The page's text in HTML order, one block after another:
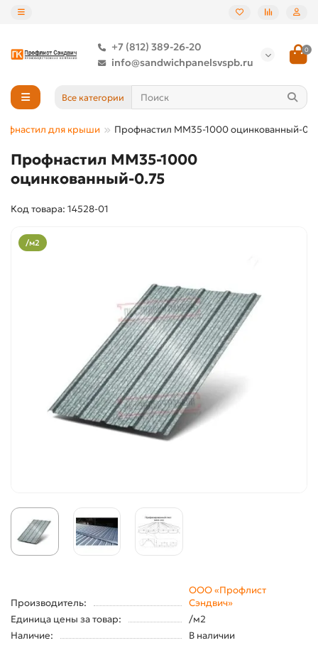
+7 (812) 389-26-20
info@sandwichpanelsvspb.ru
0
Все категории
для крыши Профнастил ММ35-1000 оцинкованный-
Профнастил ММ35-1000
оцинкованный-0.75
Код товара: 14528-01
/м2
Производитель:
ООО «Профлист
Сэндвич»
Единица цены за товар:
/м2
Наличие:
В наличии